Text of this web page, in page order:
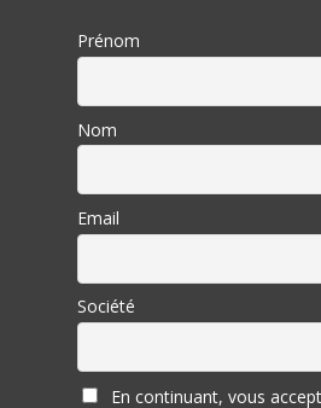
Prénom
Nom
Email
Société
En continuant, vous